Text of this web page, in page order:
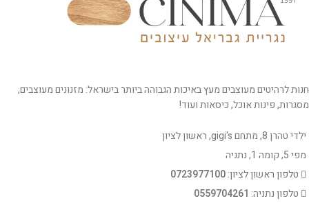
חנות לרהיטים מעוצבים מעץ באיכות הגבוהה ביותר בישראל: מזנונים מעוצבים,
מסגרות, פינות אוכל, כיסאות ועוד!
ילדי טהרן 8, מתחם gigi's, ראשון לציון
מפי 5, קומה 1, נתניה
טלפון ראשון לציון:0723977100
טלפון נתניה: 0559704261